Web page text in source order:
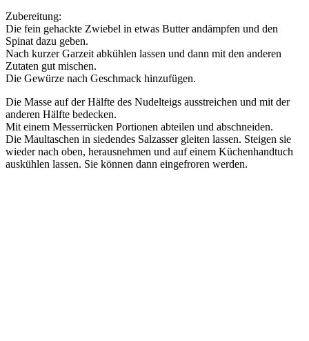
Zubereitung:
Die fein gehackte Zwiebel in etwas Butter andämpfen und den
Spinat dazu geben.
Nach kurzer Garzeit abkühlen lassen und dann mit den anderen
Zutaten gut mischen.
Die Gewürze nach Geschmack hinzufügen.
Die Masse auf der Hälfte des Nudelteigs ausstreichen und mit der
anderen Hälfte bedecken.
Mit einem Messerrücken Portionen abteilen und abschneiden.
Die Maultaschen in siedendes Salzasser gleiten lassen. Steigen sie
wieder nach oben, herausnehmen und auf einem Küchenhandtuch
auskühlen lassen. Sie können dann eingefroren werden.